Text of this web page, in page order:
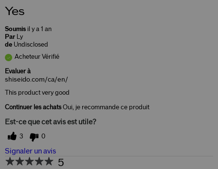
Yes
Soumis il y a 1 an
Par
Ly
de Undisclosed
Acheteur Vérifié
Evaluer à
shiseido.com/ca/en/
This product very good
Continuer les achatsOui, je recommande ce produit
Est-ce que cet avis est utile?
3 0
Signaler un avis
5